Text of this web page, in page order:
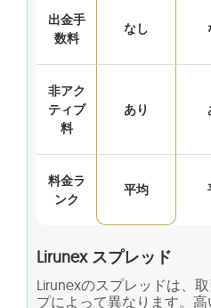
出金手
数料
なし
非アク
ティブ
料
あり
料金ラ
ンク
平均
Lirunex スプレッド
Lirunexのスプレッドは、
プによって異なります。